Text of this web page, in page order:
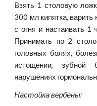
Взять 1 столовую
300 мл кипятка,
с огня и настаивать 1
Принимать по 2
головных болях,
истощении,
нарушениях
Настойка вербены: